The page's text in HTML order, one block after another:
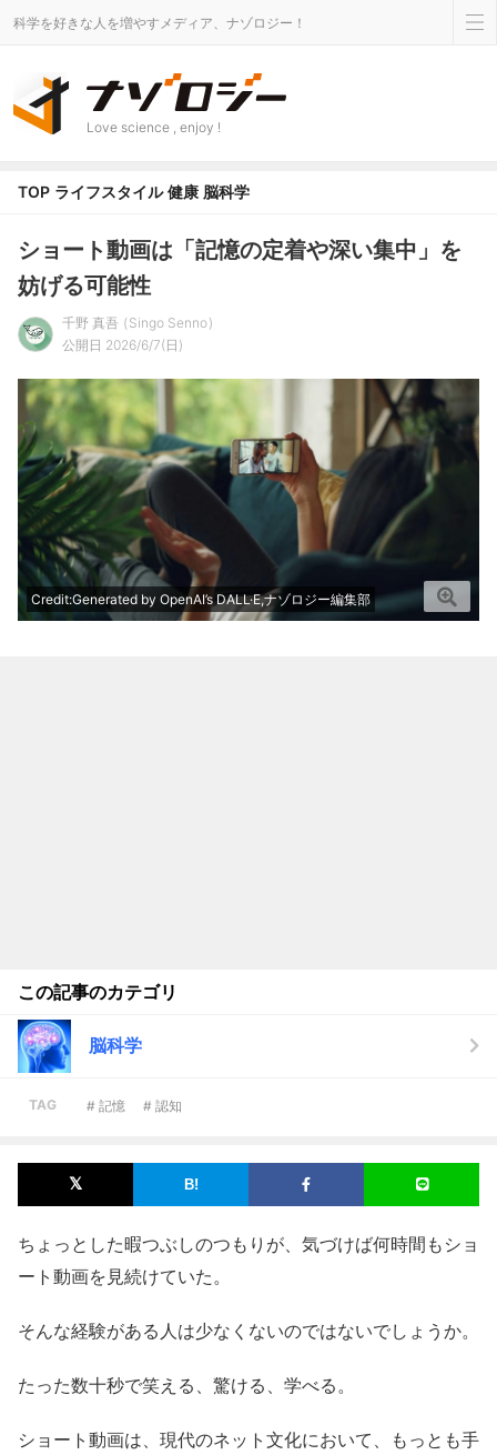
科学を好きな人を増やすメディア、ナゾロジー！
Love science , enjoy !
TOP ライフスタイル 健康 脳科学
ショート動画は「記憶の定着や深い集中」を
妨げる可能性
千野 真吾
Singo Senno
公開日 2026/6/7(日)
Credit:Generated by OpenAI’s DALL·E,ナゾロジー編集部
この記事のカテゴリ
脳科学
TAG # 記憶 # 認知
ちょっとした暇つぶしのつもりが、気づけば何時間もショ
ート動画を見続けていた。
そんな経験がある人は少なくないのではないでしょうか。
たった数十秒で笑える、驚ける、学べる。
ショート動画は、現代のネット文化において、もっとも手